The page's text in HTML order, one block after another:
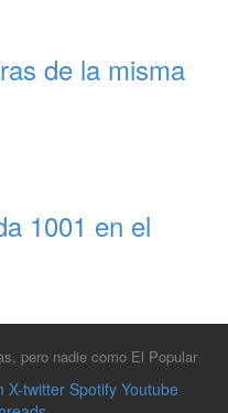
de la misma
1001 en el
pero nadie como El Popular
X-twitter Spotify Youtube